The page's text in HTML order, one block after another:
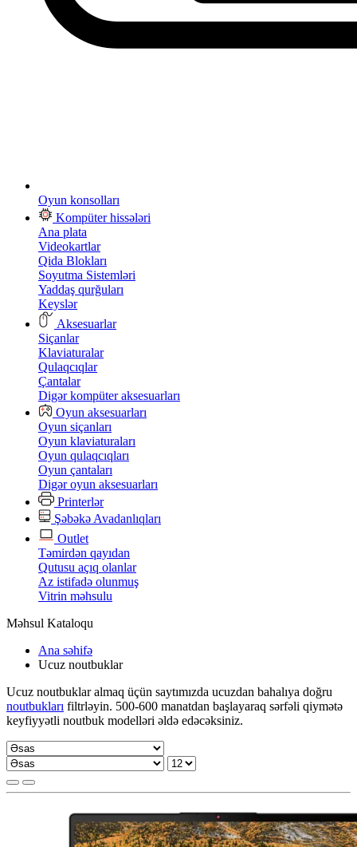
Oyun konsolları
Kompüter hissələri
Ana plata
Videokartlar
Qida Blokları
Soyutma Sistemləri
Yaddaş qurğuları
Keyslər
Aksesuarlar
Siçanlar
Klaviaturalar
Qulaqcıqlar
Çantalar
Digər kompüter aksesuarları
Oyun aksesuarları
Oyun siçanları
Oyun klaviaturaları
Oyun qulaqcıqları
Oyun çantaları
Digər oyun aksesuarları
Printerlər
Şəbəkə Avadanlıqları
Outlet
Təmirdən qayıdan
Qutusu açıq olanlar
Az istifadə olunmuş
Vitrin məhsulu
Məhsul Kataloqu
Ana səhifə
Ucuz noutbuklar
Ucuz noutbuklar almaq üçün saytımızda ucuzdan bahalıya doğru
noutbukları filtrləyin. 500-600 manatdan başlayaraq sərfəli qiymətə
keyfiyyətli noutbuk modelləri əldə edəcəksiniz.